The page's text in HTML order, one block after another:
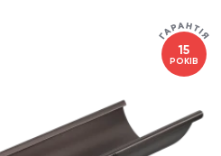
15
РОКІВ